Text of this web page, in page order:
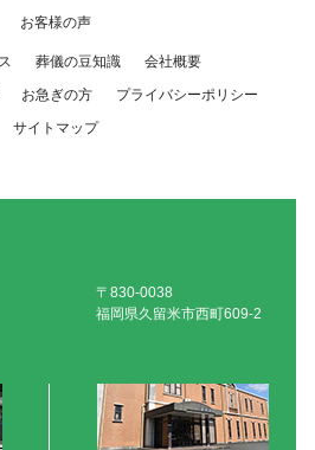
お客様の声
葬儀の豆知識
会社概要
お急ぎの方
プライバシーポリシー
サイトマップ
〒830-0038
福岡県久留米市西町609-2